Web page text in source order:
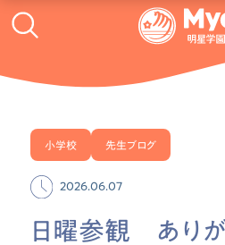
小学校 先生ブログ
2026.06.07
日曜参観 ありが